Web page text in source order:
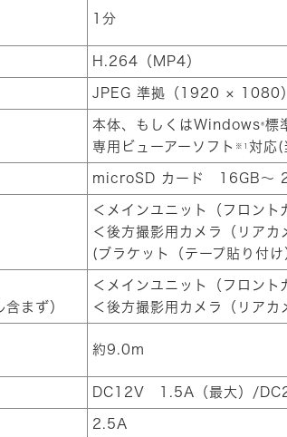
1分
H.264（MP4）
JPEG 準拠（1920 × 1080
本体、もしくはWindows®標
専用ビューアーソフト
※1 対応(
microSD カード 16GB～
＜メインユニット（フロン
＜後方撮影用カメラ（リア
(ブラケット（テープ貼り付
まず）
＜メインユニット（フロン
＜後方撮影用カメラ（リア
約9.0m
DC12V 1.5A（最大）/
2.5A